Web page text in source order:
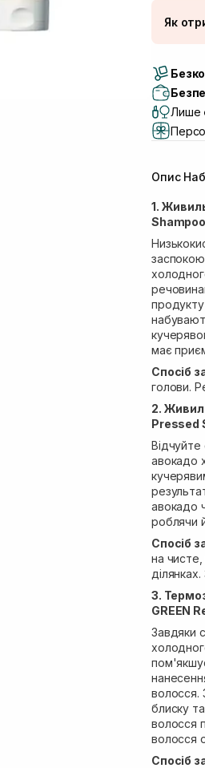
Як
Лише
Опис
1.
продукту
має
Спосіб
голови.
2.
Pressed
Відчуйте
авокадо
авокадо
роблячи
Спосіб
на
3.
GREEN
Завдяки
волосся.
блиску
волосся
волосся
Спосіб